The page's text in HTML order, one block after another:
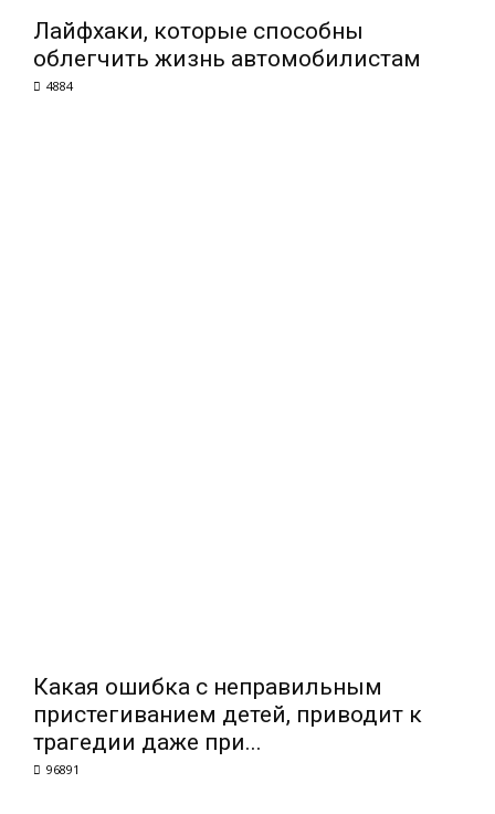
Лайфхаки, которые способны
облегчить жизнь автомобилистам
4884
Какая ошибка с неправильным
пристегиванием детей, приводит к
трагедии даже при...
96891